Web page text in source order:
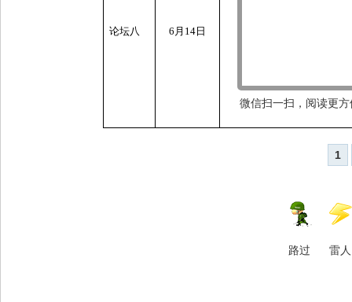
论坛八 6 月 14日
微信扫一扫，阅读更
1
路过 雷人